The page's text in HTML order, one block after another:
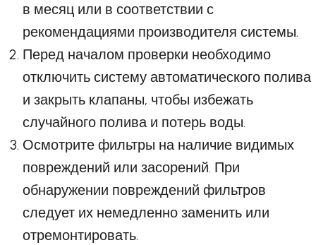
в месяц или в соответствии с
рекомендациями производителя системы.
Перед началом проверки необходимо
отключить систему автоматического полива
и закрыть клапаны, чтобы избежать
случайного полива и потерь воды.
Осмотрите фильтры на наличие видимых
повреждений или засорений. При
обнаружении повреждений фильтров
следует их немедленно заменить или
отремонтировать.